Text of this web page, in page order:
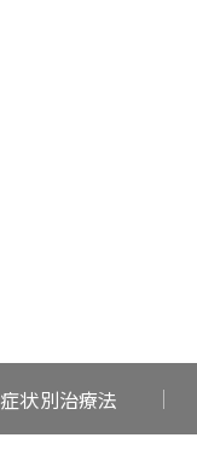
症状別治療法